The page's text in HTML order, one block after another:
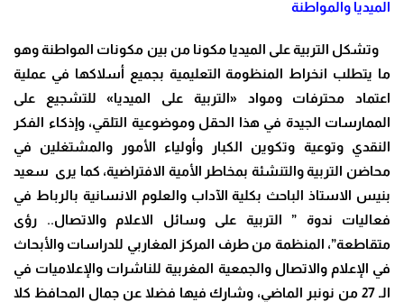
الميديا والمواطنة
وتشكل التربية على الميديا مكونا من بين مكونات المواطنة وهو
ما يتطلب انخراط المنظومة التعليمية بجميع أسلاكها في عملية
اعتماد محترفات ومواد «التربية على الميديا» للتشجيع على
الممارسات الجيدة في هذا الحقل وموضوعية التلقي، وإذكاء الفكر
النقدي وتوعية وتكوين الكبار وأولياء الأمور والمشتغلين في
محاضن التربية والتنشئة بمخاطر الأمية الافتراضية، كما يرى سعيد
بنيس الاستاذ الباحث بكلية الآداب والعلوم الانسانية بالرباط في
فعاليات ندوة ” التربية على وسائل الاعلام والاتصال.. رؤى
متقاطعة”، المنظمة من طرف المركز المغاربي للدراسات والأبحاث
في الإعلام والاتصال والجمعية المغربية للناشرات والإعلاميات في
الـ 27 من نونبر الماضي، وشارك فيها فضلا عن جمال المحافظ كلا